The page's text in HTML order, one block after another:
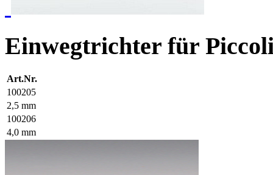
Einwegtrichter für
Art.Nr.
100205
2,5 mm
100206
4,0 mm